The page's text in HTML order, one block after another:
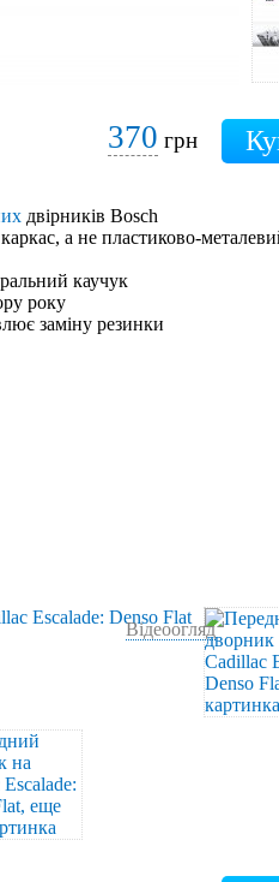
370 грн
двірників Bosch
а не пластиково-
каучук
року
заміну резинки
Відеоогляд